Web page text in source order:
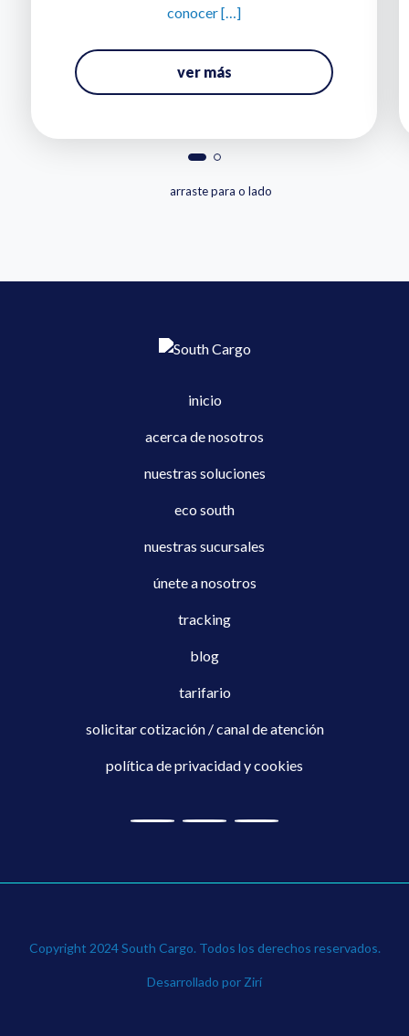
conocer […]
ver más
arraste para o lado
inicio
acerca de nosotros
nuestras soluciones
eco south
nuestras sucursales
únete a nosotros
tracking
blog
tarifario
solicitar cotización / canal de atención
política de privacidad y cookies
Copyright 2024 South Cargo. Todos los derechos reservados.
Desarrollado por Zirí